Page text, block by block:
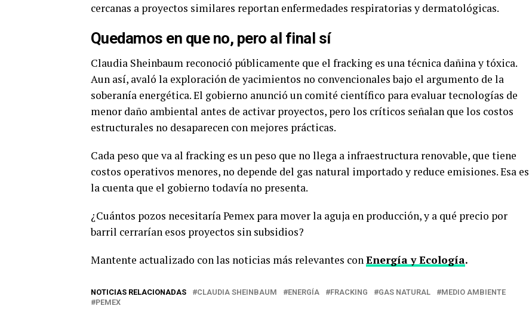
cercanas a proyectos similares reportan enfermedades respiratorias y dermatológicas.
Quedamos en que no, pero al final sí
Claudia Sheinbaum reconoció públicamente que el fracking es una técnica dañina y tóxica.
Aun así, avaló la exploración de yacimientos no convencionales bajo el argumento de la
soberanía energética. El gobierno anunció un comité científico para evaluar tecnologías de
menor daño ambiental antes de activar proyectos, pero los críticos señalan que los costos
estructurales no desaparecen con mejores prácticas.
Cada peso que va al fracking es un peso que no llega a infraestructura renovable, que tiene
costos operativos menores, no depende del gas natural importado y reduce emisiones. Esa es
la cuenta que el gobierno todavía no presenta.
¿Cuántos pozos necesitaría Pemex para mover la aguja en producción, y a qué precio por
barril cerrarían esos proyectos sin subsidios?
Mantente actualizado con las noticias más relevantes con Energía y Ecología.
NOTICIAS RELACIONADAS CLAUDIA SHEINBAUM ENERGÍA FRACKING GAS NATURAL
MEDIO AMBIENTE
PEMEX